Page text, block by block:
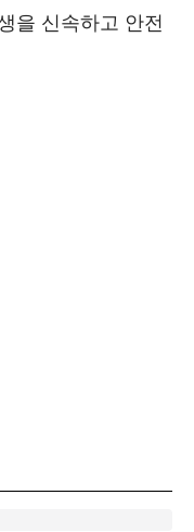
을 신속하고 안전